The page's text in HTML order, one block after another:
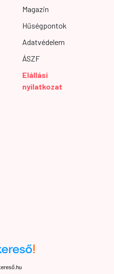
Magazin
Hűségpontok
Adatvédelem
ÁSZF
Elállási
nyilatkozat